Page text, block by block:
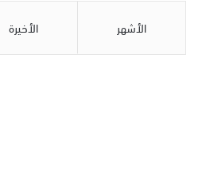
الأشهر الأخيرة